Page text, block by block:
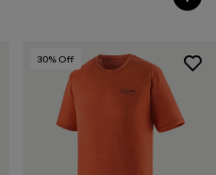
30% Off